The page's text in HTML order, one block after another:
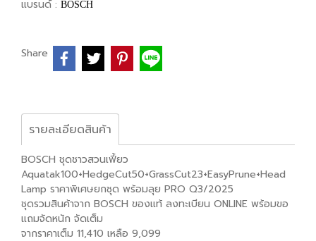
แบรนด์ : BOSCH
Share
รายละเอียดสินค้า
BOSCH ชุดชาวสวนเฟี้ยว
Aquatak100+HedgeCut50+GrassCut23+EasyPrune+Head
Lamp ราคาพิเศษยกชุด พร้อมลุย PRO Q3/2025
ชุดรวมสินค้าจาก BOSCH ของแท้ ลงทะเบียน ONLINE พร้อมขอ
แถมจัดหนัก จัดเต็ม
จากราคาเต็ม 11,410 เหลือ 9,099